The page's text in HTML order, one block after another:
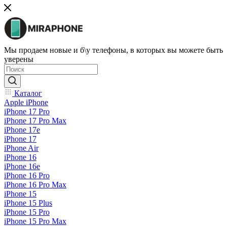
Мы продаем новые и б\у телефоны, в которых вы можете быть
уверены
Каталог
Apple iPhone
iPhone 17 Pro
iPhone 17 Pro Max
iPhone 17e
iPhone 17
iPhone Air
iPhone 16
iPhone 16e
iPhone 16 Pro
iPhone 16 Pro Max
iPhone 15
iPhone 15 Plus
iPhone 15 Pro
iPhone 15 Pro Max